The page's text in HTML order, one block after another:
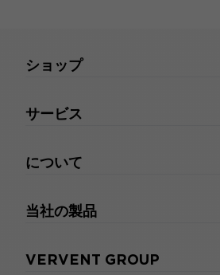
ショップ
サービス
について
当社の製品
VERVENT GROUP